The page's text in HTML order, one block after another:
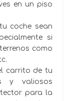
en un piso
coche sean
si
como
carrito de tu
y valiosos
para la